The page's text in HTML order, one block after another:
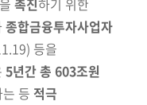
을 촉진하기 위한
종합금융투자사업자
등을
5년간 총 603조원
등 적극